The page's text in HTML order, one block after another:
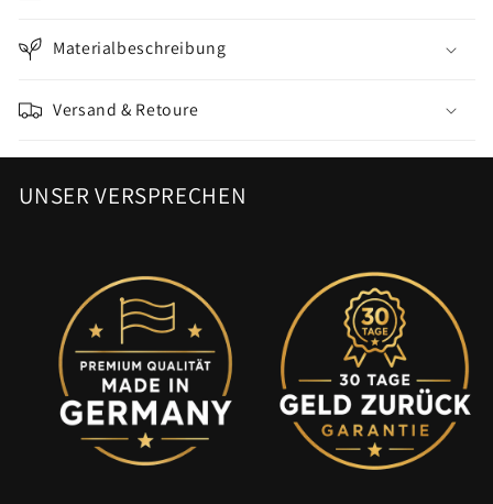
Materialbeschreibung
Versand & Retoure
UNSER VERSPRECHEN